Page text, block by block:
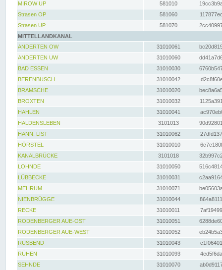
MIROW UP
581010
Strasen OP
581060
Strasen UP
581070
MITTELLANDKANAL
ANDERTEN OW
31010061
ANDERTEN UW
31010060
BAD ESSEN
31010030
BERENBUSCH
31010042
BRAMSCHE
31010020
BROXTEN
31010032
HAHLEN
31010041
HALDENSLEBEN
3101013
HANN. LIST
31010062
HÖRSTEL
31010010
KANALBRÜCKE
3101018
LOHNDE
31010050
LÜBBECKE
31010031
MEHRUM
31010071
NIENBRÜGGE
31010044
RECKE
31010011
RODENBERGER AUE-OST
31010051
RODENBERGER AUE-WEST
31010052
RUSBEND
31010043
RÜHEN
31010093
SEHNDE
31010070